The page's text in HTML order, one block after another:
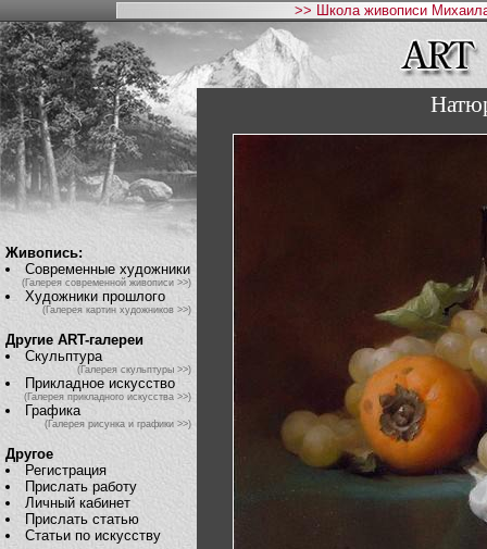
>> Школа живописи
Живопись:
Современные художники
(Галерея современной живописи >>)
Художники прошлого
(Галерея картин художников >>)
Другие ART-галереи
Скульптура
(Галерея скульптуры >>)
Прикладное искусство
(Галерея прикладного искусства >>)
Графика
(Галерея рисунка и графики >>)
Другое
Регистрация
Прислать работу
Личный кабинет
Прислать статью
Статьи по искусству